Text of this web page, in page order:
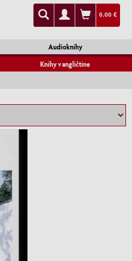
0.00 €
Audioknihy
Knihy v angličtine